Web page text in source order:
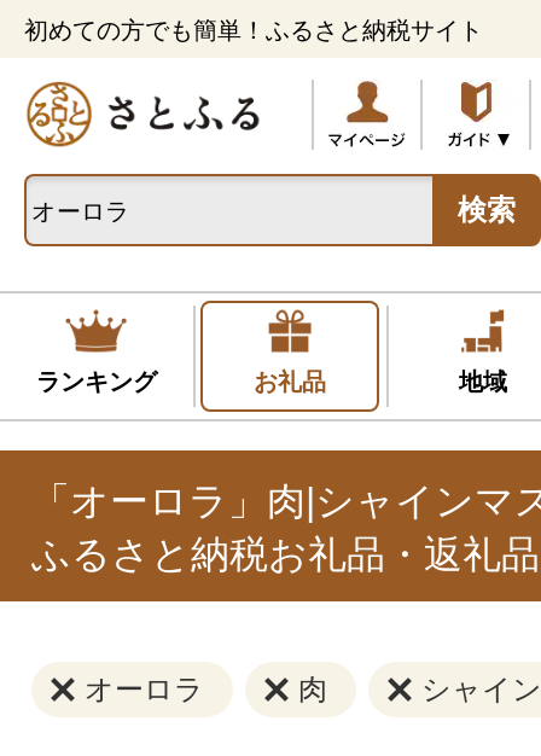
初めての方でも簡単！ふるさと納税サイト
検索
ランキング お礼品 地域
「オーロラ」肉|シャインマ
ふるさと納税お礼品・返礼
オーロラ 肉 シャイ